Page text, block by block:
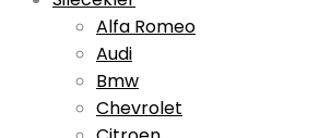
Alfa Romeo
Audi
Bmw
Chevrolet